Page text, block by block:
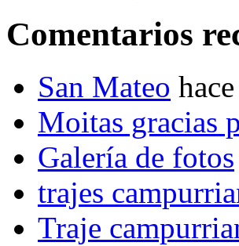
Comentarios
San Mateo
Moitas gracias
Galería de fotos
trajes
Traje